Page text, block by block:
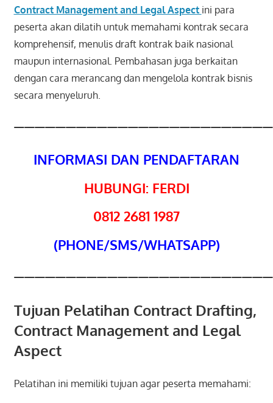
Contract Management and Legal Aspect ini para
peserta akan dilatih untuk memahami kontrak secara
komprehensif, menulis draft kontrak baik nasional
maupun internasional. Pembahasan juga berkaitan
dengan cara merancang dan mengelola kontrak bisnis
secara menyeluruh.
INFORMASI DAN PENDAFTARAN
HUBUNGI: FERDI
0812 2681 1987
(PHONE/SMS/WHATSAPP)
Tujuan Pelatihan Contract Drafting,
Contract Management and Legal
Aspect
Pelatihan ini memiliki tujuan agar peserta memahami: